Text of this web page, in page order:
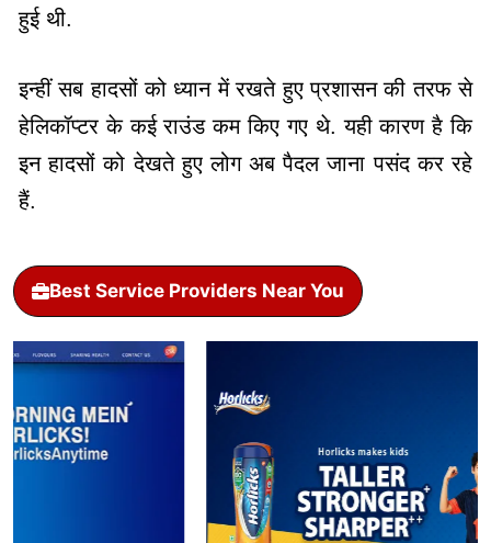
हुई थी.
इन्हीं सब हादसों को ध्यान में रखते हुए प्रशासन की तरफ से
हेलिकॉप्टर के कई राउंड कम किए गए थे. यही कारण है कि
इन हादसों को देखते हुए लोग अब पैदल जाना पसंद कर रहे
हैं.
Best Service Providers Near You